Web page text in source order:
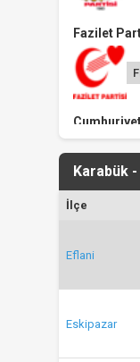
Fazilet
Karabük
İlçe
Eflani
Eskipazar